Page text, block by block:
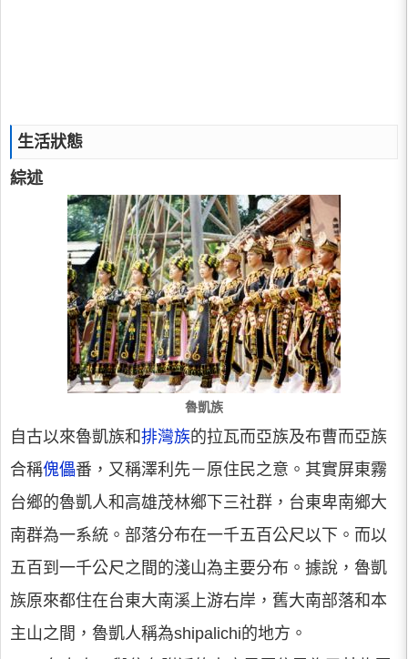
生活狀態
綜述
魯凱族
自古以來魯凱族和排灣族的拉瓦而亞族及布曹而亞族
合稱傀儡番，又稱澤利先－原住民之意。其實屏東霧
台鄉的魯凱人和高雄茂林鄉下三社群，台東卑南鄉大
南群為一系統。部落分布在一千五百公尺以下。而以
五百到一千公尺之間的淺山為主要分布。據說，魯凱
族原來都住在台東大南溪上游右岸，舊大南部落和本
主山之間，魯凱人稱為shipalichi的地方。